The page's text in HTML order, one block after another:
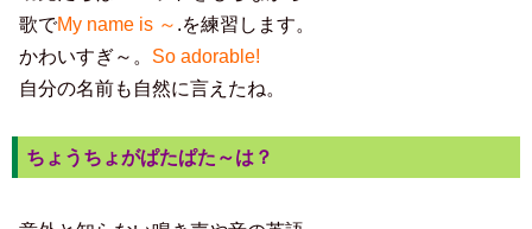
歌でMy name is ～ .を練習します。
かわいすぎ～。 So adorable!
自分の名前も自然に言えたね。
ちょうちょがぱたぱた～は？